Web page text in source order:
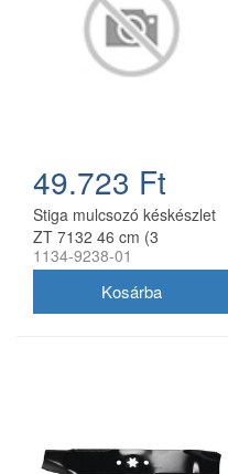
49.723 Ft
Stiga mulcsozó késkészlet
ZT 7132 46 cm (3
db/csomag) 1134-9238-01
1134-9238-01